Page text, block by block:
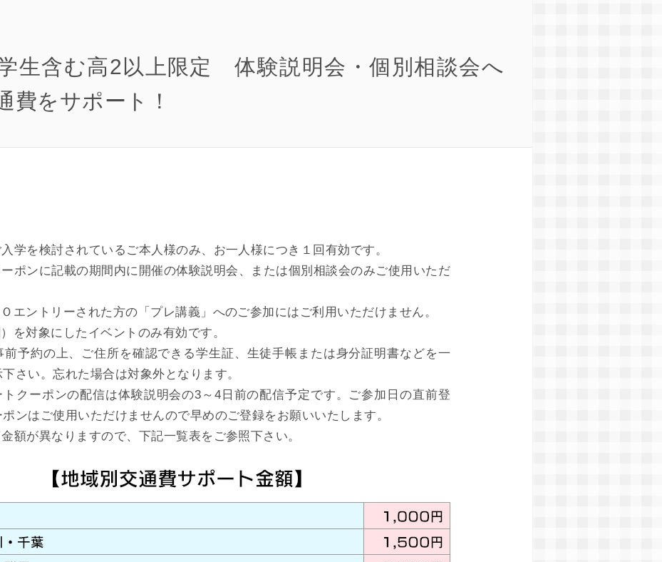
生含む高2以上限定 体験説明会・個別相談会へ
費をサポート！
学を検討されているご本人様のみ、お一人様につき１回有効です。
ポンに記載の期間内に開催の体験説明会、または個別相談会のみご使用いただ
エントリーされた方の「プレ講義」へのご参加にはご利用いただけません。
を対象にしたイベントのみ有効です。
予約の上、ご住所を確認できる学生証、生徒手帳または身分証明書などを一
さい。忘れた場合は対象外となります。
クーポンの配信は体験説明会の3～4日前の配信予定です。ご参加日の直前登
ンはご使用いただけませんので早めのご登録をお願いいたします。
額が異なりますので、下記一覧表をご参照下さい。